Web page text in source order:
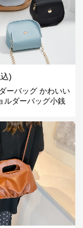
)
ーバッグ かわいい
ルダーバッグ小銭